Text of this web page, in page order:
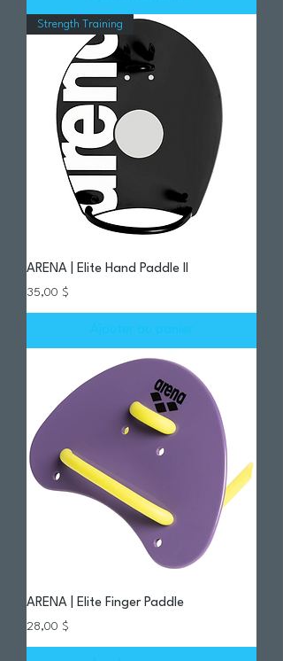
Strength Training
ARENA | Elite Hand Paddle II
Prix
35,00 $
ARENA | Elite Finger Paddle
Prix
28,00 $